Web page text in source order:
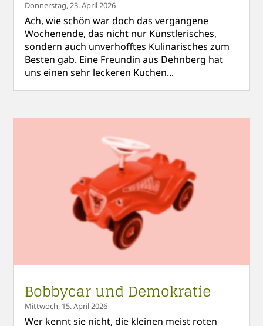
Donnerstag, 23. April 2026
Ach, wie schön war doch das vergangene
Wochenende, das nicht nur Künstlerisches,
sondern auch unverhofftes Kulinarisches zum
Besten gab. Eine Freundin aus Dehnberg hat
uns einen sehr leckeren Kuchen...
Bobbycar und Demokratie
Mittwoch, 15. April 2026
Wer kennt sie nicht, die kleinen meist roten